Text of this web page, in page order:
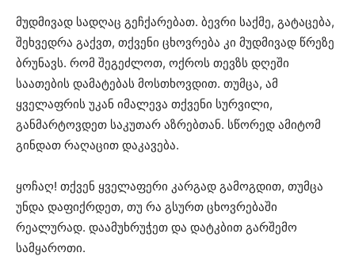
მუდმივად სადღაც გეჩქარებათ. ბევრი საქმე, გატაცება,
შეხვედრა გაქვთ, თქვენი ცხოვრება კი მუდმივად წრეზე
ბრუნავს. რომ შეგეძლოთ, ოქროს თევზს დღეში
საათების დამატებას მოსთხოვდით. თუმცა, ამ
ყველაფრის უკან იმალევა თქვენი სურვილი,
განმარტოვდეთ საკუთარ აზრებთან. სწორედ ამიტომ
გინდათ რაღაცით დაკავება.
ყოჩაღ! თქვენ ყველაფერი კარგად გამოგდით, თუმცა
უნდა დაფიქრდეთ, თუ რა გსურთ ცხოვრებაში
რეალურად. დაამუხრუჭეთ და დატკბით გარშემო
სამყაროთი.